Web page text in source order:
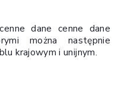
dane cenne dane
można następnie
krajowym i unijnym.